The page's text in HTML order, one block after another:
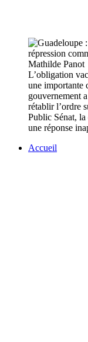
L’obligation
une importante
gouvernement
rétablir l’ordre
Public Sénat,
une réponse
Accueil